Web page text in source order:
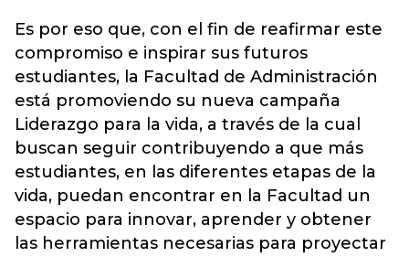
Es por eso que, con el fin de reafirmar este
compromiso e inspirar sus futuros
estudiantes, la Facultad de Administración
está promoviendo su nueva campaña
Liderazgo para la vida, a través de la cual
buscan seguir contribuyendo a que más
estudiantes, en las diferentes etapas de la
vida, puedan encontrar en la Facultad un
espacio para innovar, aprender y obtener
las herramientas necesarias para proyectar